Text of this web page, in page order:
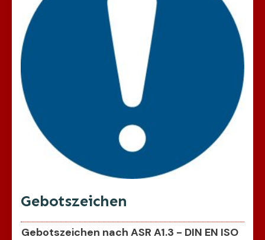
Gebotszeichen
Gebotszeichen nach ASR A1.3 - DIN EN ISO